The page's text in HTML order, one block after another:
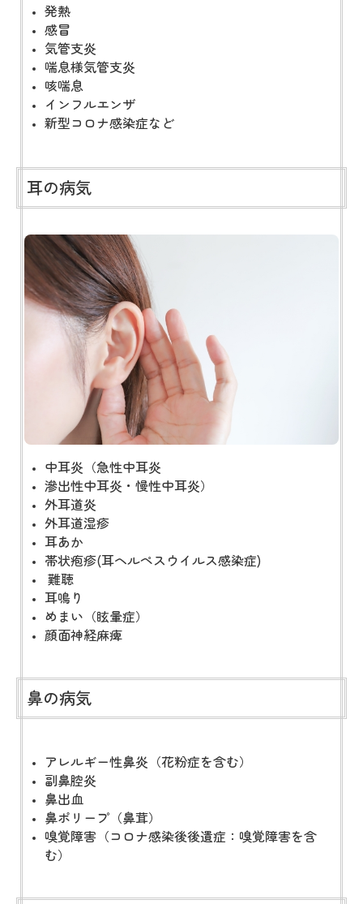
発熱
感冒
気管支炎
喘息様気管支炎
咳喘息
インフルエンザ
新型コロナ感染症など
耳の病気
中耳炎（急性中耳炎
滲出性中耳炎・慢性中耳炎）
外耳道炎
外耳道湿疹
耳あか
帯状疱疹(耳ヘルペスウイルス感染症)
難聴
耳鳴り
めまい（眩暈症）
顔面神経麻痺
鼻の病気
アレルギー性鼻炎（花粉症を含む）
副鼻腔炎
鼻出血
鼻ポリープ（鼻茸）
嗅覚障害（コロナ感染後後遺症：嗅覚障害を含
む）